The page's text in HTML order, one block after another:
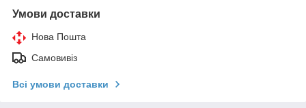
Умови доставки
Нова Пошта
Самовивіз
Всі умови доставки